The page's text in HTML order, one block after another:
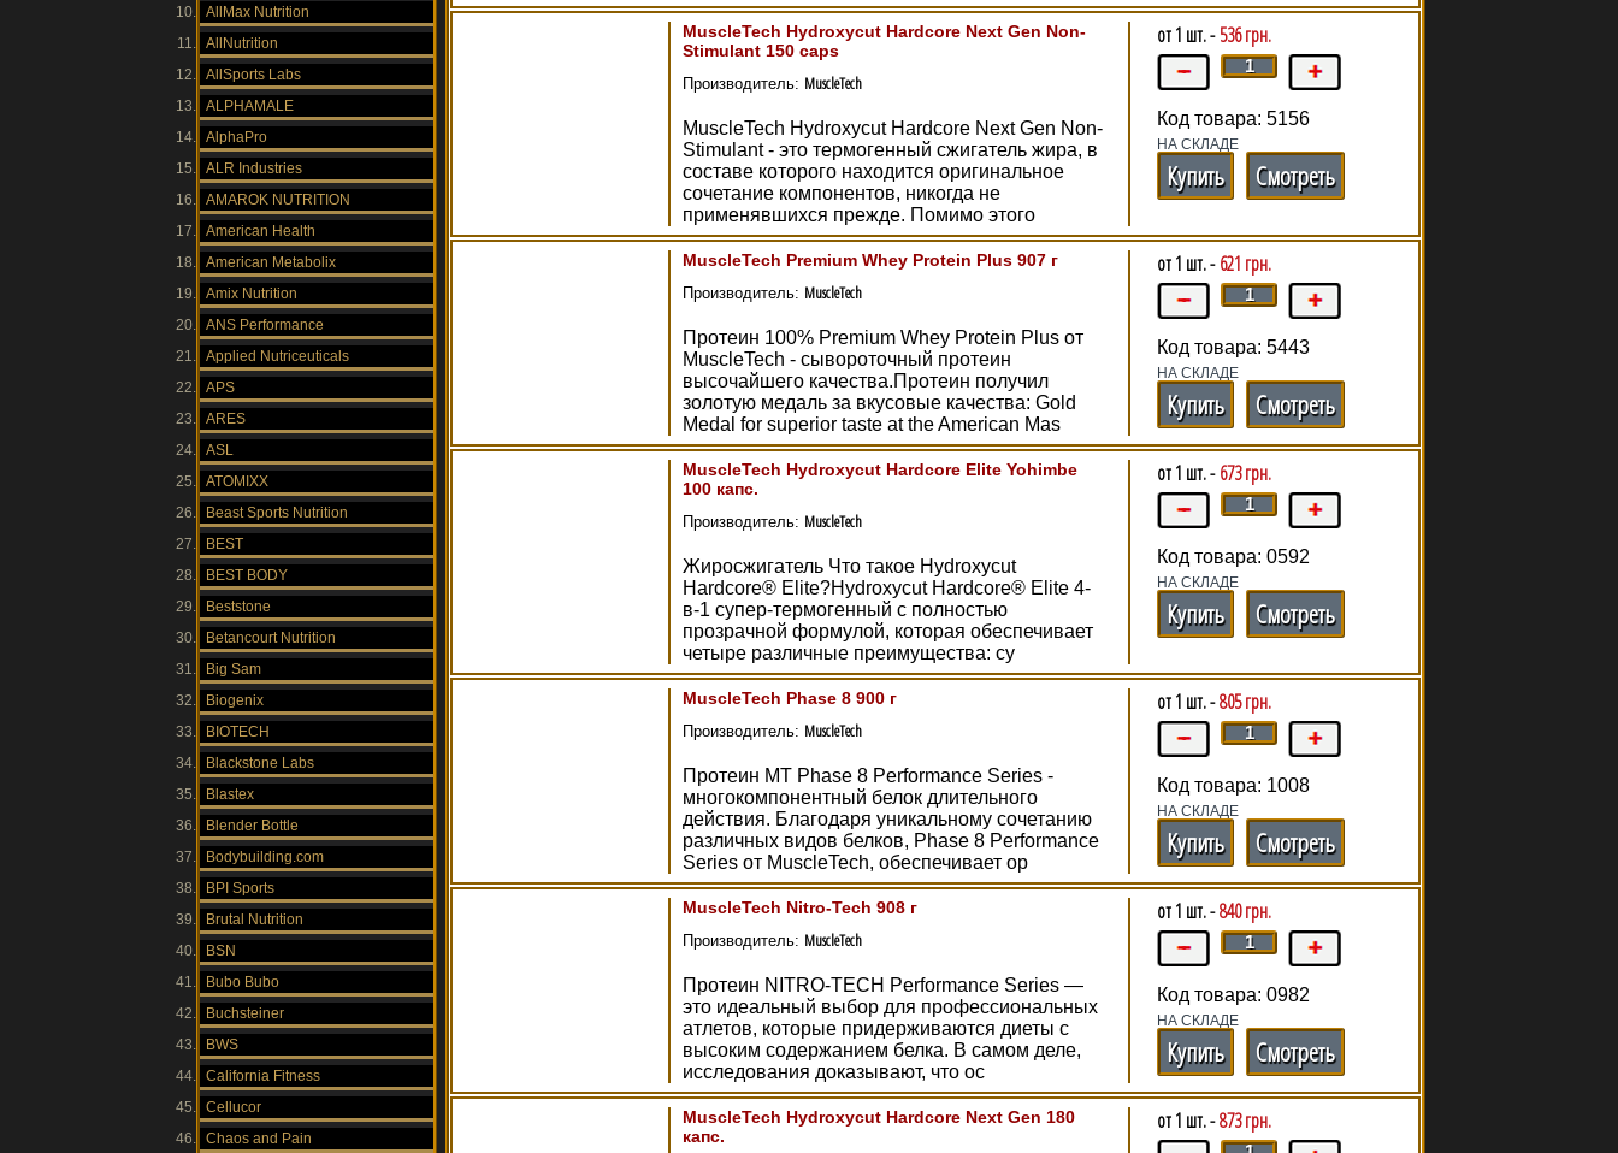
AllMax Nutrition
AllNutrition
AllSports Labs
ALPHAMALE
AlphaPro
ALR Industries
AMAROK NUTRITION
American Health
American Metabolix
Amix Nutrition
ANS Performance
Applied Nutriceuticals
APS
ARES
ASL
ATOMIXX
Beast Sports Nutrition
BEST
BEST BODY
Beststone
Betancourt Nutrition
Big Sam
Biogenix
BIOTECH
Blackstone Labs
Blastex
Blender Bottle
Bodybuilding.com
BPI Sports
Brutal Nutrition
BSN
Bubo Bubo
Buchsteiner
BWS
California Fitness
Cellucor
Chaos and Pain
MuscleTech Hydroxycut Hardcore Next Gen Non-
Stimulant 150 caps
Производитель: MuscleTech
MuscleTech Hydroxycut Hardcore Next Gen Non-
Stimulant - это термогенный сжигатель жира, в
составе которого находится оригинальное
сочетание компонентов, никогда не
применявшихся прежде. Помимо этого
от 1 шт. - 536 грн.
Код товара: 5156
НА СКЛАДЕ
Купить Смотреть
MuscleTech Premium Whey Protein Plus 907 г
Производитель: MuscleTech
Протеин 100% Premium Whey Protein Plus от
MuscleTech - сывороточный протеин
высочайшего качества.Протеин получил
золотую медаль за вкусовые качества: Gold
Medal for superior taste at the American Mas
от 1 шт. - 621 грн.
Код товара: 5443
НА СКЛАДЕ
Купить Смотреть
MuscleTech Hydroxycut Hardcore Elite Yohimbe
100 капс.
Производитель: MuscleTech
Жиросжигатель Что такое Hydroxycut
Hardcore® Elite?Hydroxycut Hardcore® Elite 4-
в-1 супер-термогенный с полностью
прозрачной формулой, которая обеспечивает
четыре различные преимущества: су
от 1 шт. - 673 грн.
Код товара: 0592
НА СКЛАДЕ
Купить Смотреть
MuscleTech Phase 8 900 г
Производитель: MuscleTech
Протеин MT Phase 8 Performance Series -
многокомпонентный белок длительного
действия. Благодаря уникальному сочетанию
различных видов белков, Phase 8 Performance
Series от MuscleTech, обеспечивает ор
от 1 шт. -805 грн.
Код товара: 1008
НА СКЛАДЕ
Купить Смотреть
MuscleTech Nitro-Tech 908 г
Производитель: MuscleTech
Протеин NITRO-TECH Performance Series —
это идеальный выбор для профессиональных
атлетов, которые придерживаются диеты с
высоким содержанием белка. В самом деле,
исследования доказывают, что ос
от 1 шт. -840 грн.
Код товара: 0982
НА СКЛАДЕ
Купить Смотреть
MuscleTech Hydroxycut Hardcore Next Gen 180
капс.
от 1 шт. -873 грн.